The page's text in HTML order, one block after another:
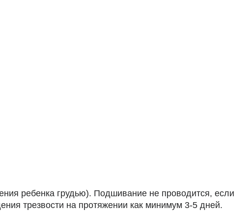
ребенка грудью). Подшивание не проводится, если
трезвости на протяжении как минимум 3-5 дней.